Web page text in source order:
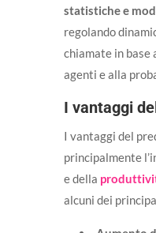
statistiche e
regolando
chiamate in base
agenti e alla
I vantaggi
I vantaggi del
principalmente
e della
alcuni dei